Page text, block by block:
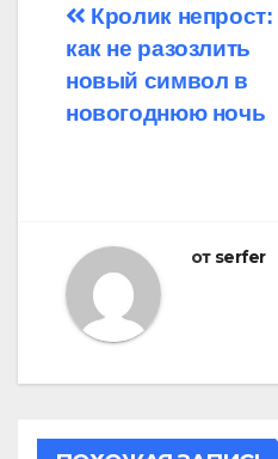
Навигация
по
записям
Кролик непрост:
как не разозлить
новый символ в
новогоднюю ночь
от serfer